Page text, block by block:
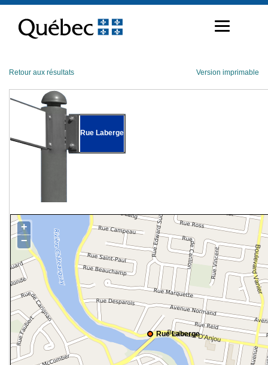
contenu
Retour aux résultats Version imprimable
Rue Laberge
Rue Laberge
+
−